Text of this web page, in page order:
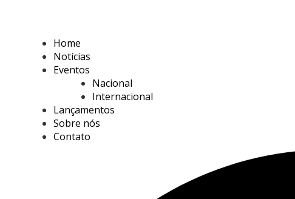
Home
Notícias
Eventos
Nacional
Internacional
Lançamentos
Sobre nós
Contato